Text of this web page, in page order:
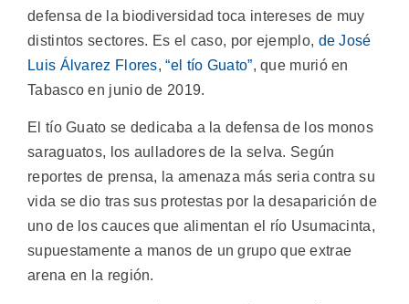
defensa de la biodiversidad toca intereses de muy
distintos sectores. Es el caso, por ejemplo, de José
Luis Álvarez Flores, “el tío Guato”, que murió en
Tabasco en junio de 2019.
El tío Guato se dedicaba a la defensa de los monos
saraguatos, los aulladores de la selva. Según
reportes de prensa, la amenaza más seria contra su
vida se dio tras sus protestas por la desaparición de
uno de los cauces que alimentan el río Usumacinta,
supuestamente a manos de un grupo que extrae
arena en la región.